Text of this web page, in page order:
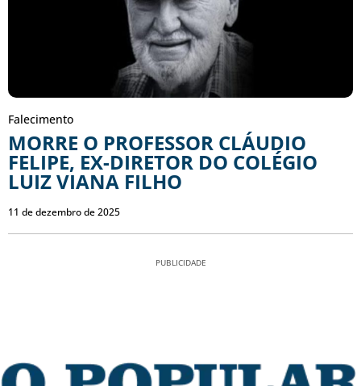
Falecimento
MORRE O PROFESSOR CLÁUDIO
FELIPE, EX-DIRETOR DO COLÉGIO
LUIZ VIANA FILHO
11 de dezembro de 2025
PUBLICIDADE